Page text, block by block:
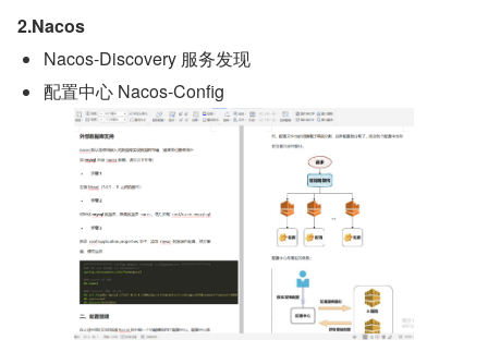
2.Nacos
Nacos-Discovery 服务发现
配置中心 Nacos-Config